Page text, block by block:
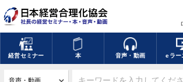
経営セミナー 本 音声・動画 eラー
キーワードを入力して探す